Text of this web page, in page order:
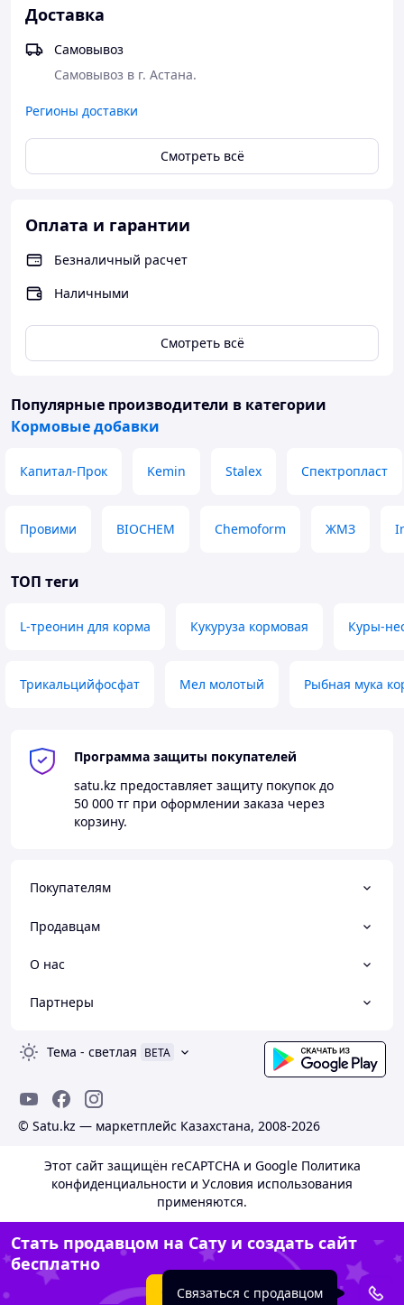
ингредиентов для животноводства по всему СНГ
Доставка
Самовывоз
Самовывоз в г. Астана.
Регионы доставки
Смотреть всё
Оплата и гарантии
Безналичный расчет
Наличными
Смотреть всё
Популярные производители в категории
Кормовые добавки
Капитал-Прок Kemin Stalex Спектропласт
Провими BIOCHEM Chemoform ЖМЗ
ТОП теги
L-треонин для корма Кукуруза кормовая Куры-
Трикальцийфосфат Мел молотый Рыбная мука
Программа защиты покупателей
satu.kz предоставляет защиту покупок до
50 000 тг при оформлении заказа через
корзину.
Покупателям
Продавцам
О нас
Партнеры
Тема - светлая BETA
© Satu.kz — маркетплейс Казахстана, 2008-2026
Этот сайт защищён reCAPTCHA и Google Политика
конфиденциальности и Условия использования
применяются.
Стать продавцом на Сату и создать сайт
бесплатно
Создать сайт
Связаться с продавцом